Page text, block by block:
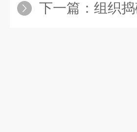
下一篇： 组织